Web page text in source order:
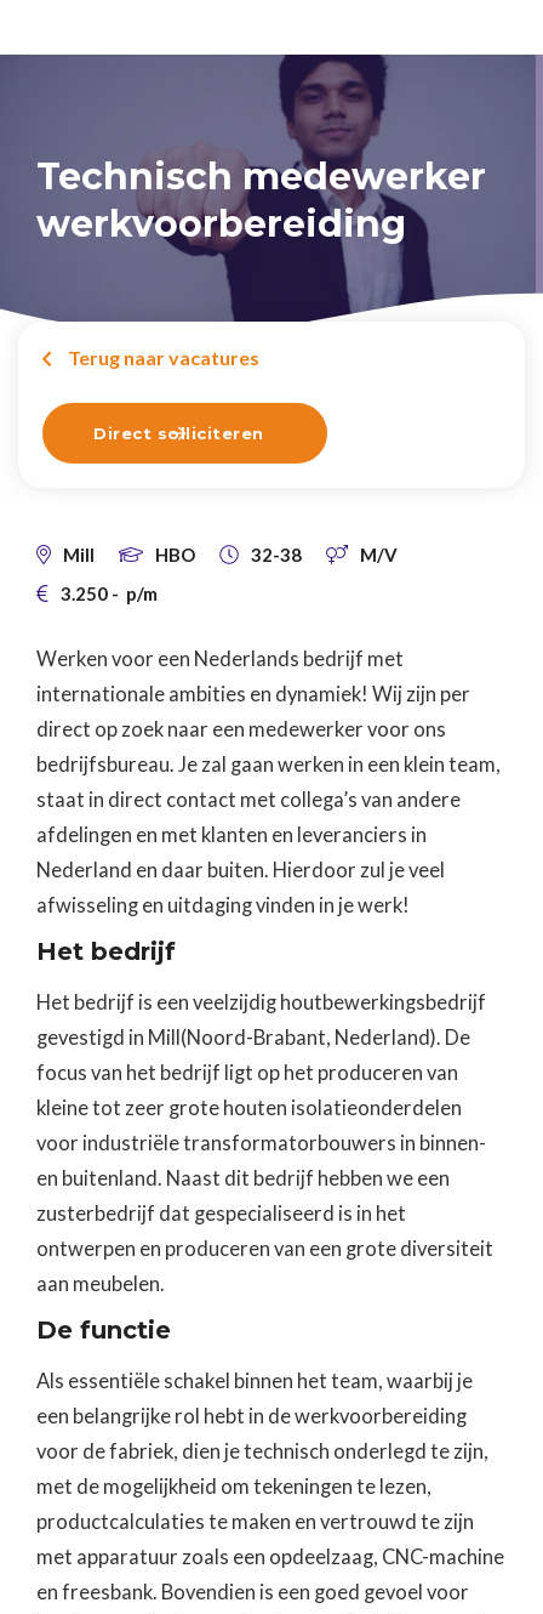
Technisch medewerker
werkvoorbereiding
 Terug naar vacatures
Direct solliciteren

 Mill  HBO  32-38  M/V
 3.250 - p/m
Werken voor een Nederlands bedrijf met
internationale ambities en dynamiek! Wij zijn per
direct op zoek naar een medewerker voor ons
bedrijfsbureau. Je zal gaan werken in een klein team,
staat in direct contact met collega’s van andere
afdelingen en met klanten en leveranciers in
Nederland en daar buiten. Hierdoor zul je veel
afwisseling en uitdaging vinden in je werk!
Het bedrijf
Het bedrijf is een veelzijdig houtbewerkingsbedrijf
gevestigd in Mill(Noord-Brabant, Nederland). De
focus van het bedrijf ligt op het produceren van
kleine tot zeer grote houten isolatieonderdelen
voor industriële transformatorbouwers in binnen-
en buitenland. Naast dit bedrijf hebben we een
zusterbedrijf dat gespecialiseerd is in het
ontwerpen en produceren van een grote diversiteit
aan meubelen.
De functie
Als essentiële schakel binnen het team, waarbij je
een belangrijke rol hebt in de werkvoorbereiding
voor de fabriek, dien je technisch onderlegd te zijn,
met de mogelijkheid om tekeningen te lezen,
productcalculaties te maken en vertrouwd te zijn
met apparatuur zoals een opdeelzaag, CNC-machine
en freesbank. Bovendien is een goed gevoel voor